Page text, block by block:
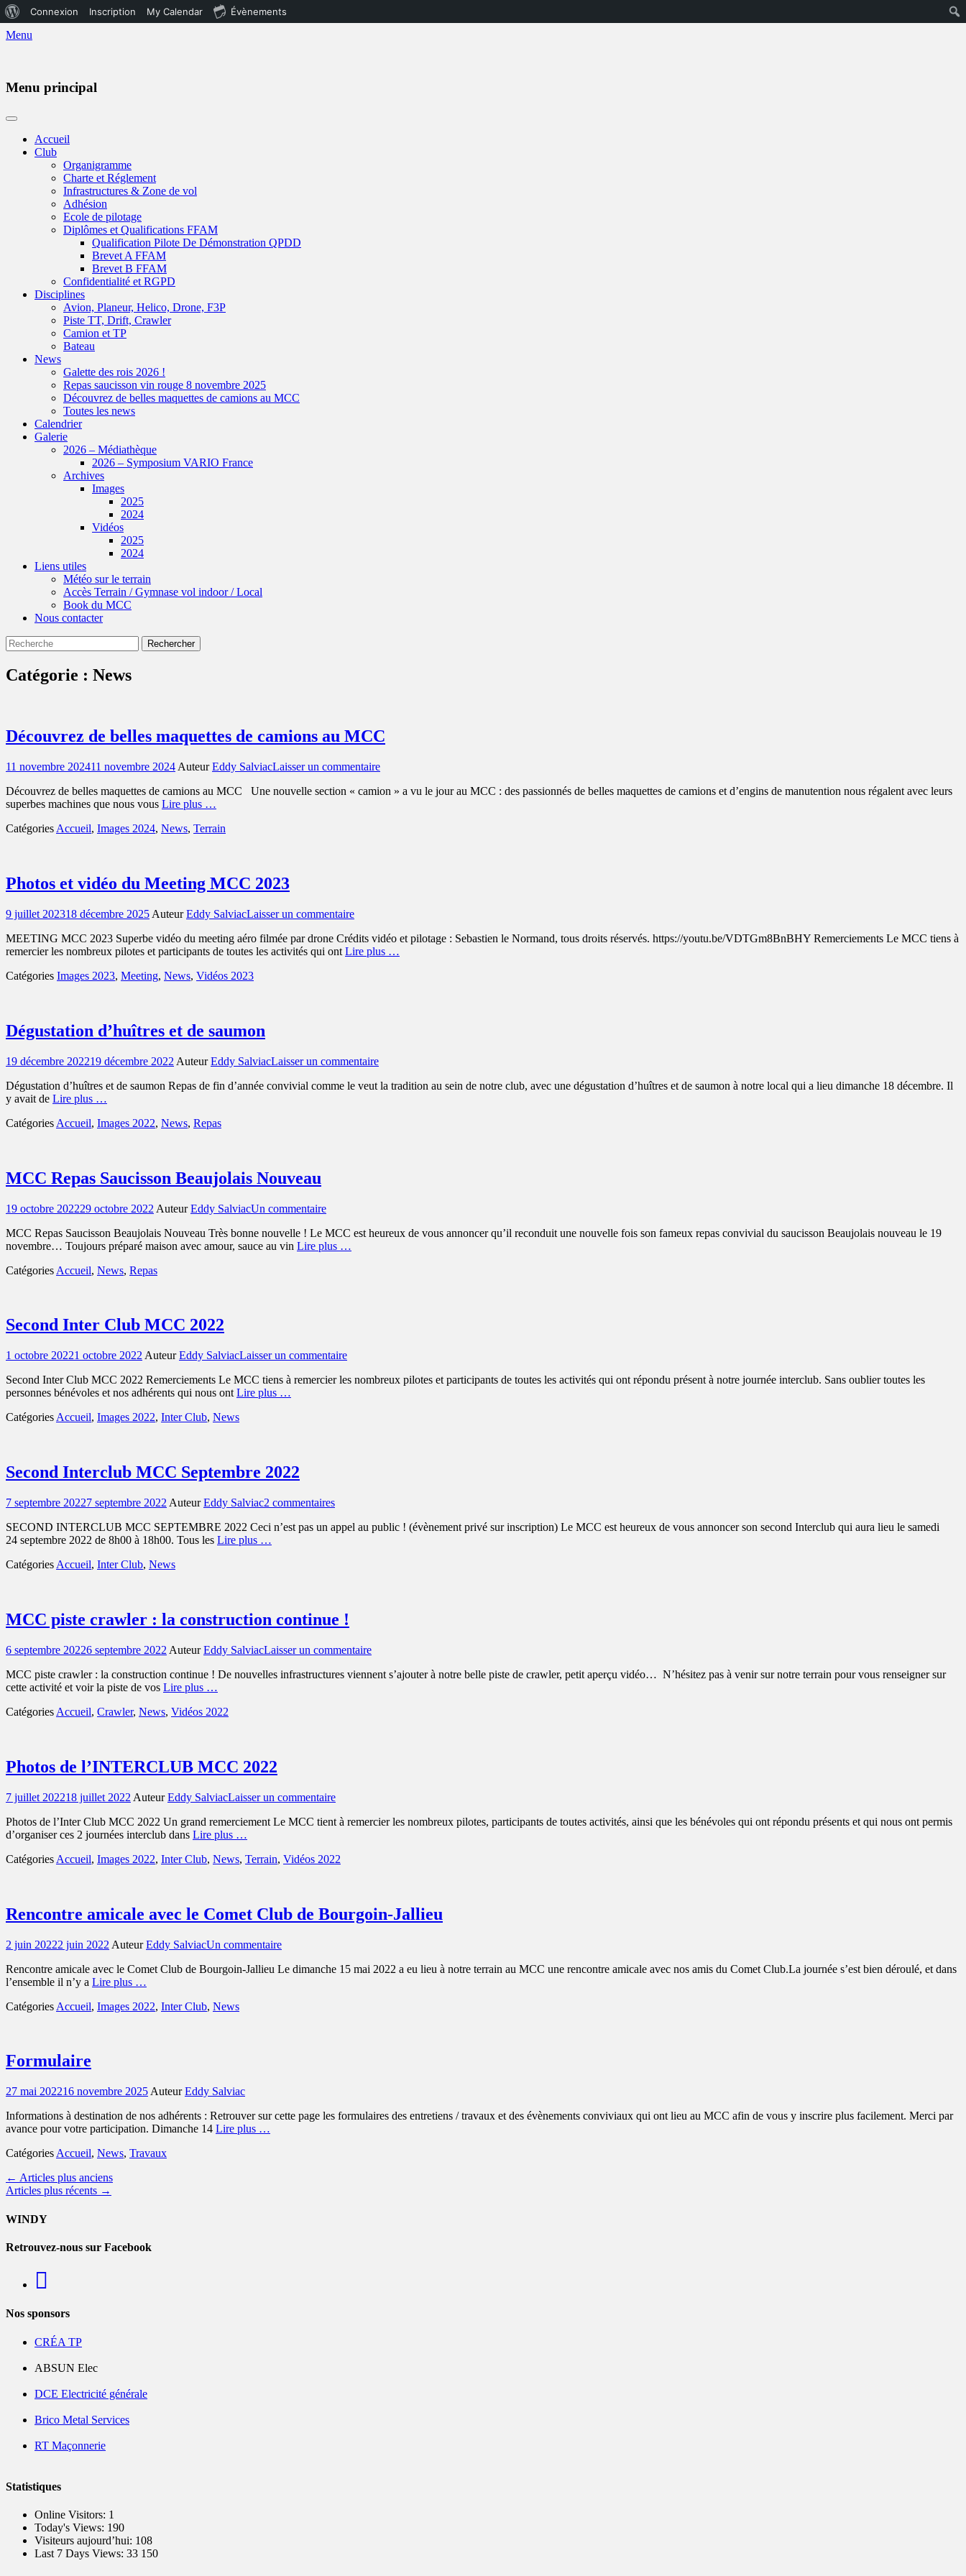
propos
WordPress
Connexion Inscription My Calendar Évènements
Menu
Menu principal
Aller
contenuAccueil
Club
Organigramme
Charte et Réglement
Infrastructures & Zone de vol
Adhésion
Ecole de pilotage
Diplômes et Qualifications FFAM
Qualification Pilote De Démonstration QPDD
Brevet A FFAM
Brevet B FFAM
Confidentialité et RGPD
Disciplines
Avion, Planeur, Helico, Drone, F3P
Piste TT, Drift, Crawler
Camion et TP
Bateau
News
Galette des rois 2026 !
Repas saucisson vin rouge 8 novembre 2025
Découvrez de belles maquettes de camions au MCC
Toutes les news
Calendrier
Galerie
2026 – Médiathèque
2026 – Symposium VARIO France
Archives
Images
2025
2024
Vidéos
2025
2024
Liens utiles
Météo sur le terrain
Accès Terrain / Gymnase vol indoor / Local
Book du MCC
Nous contacter
Recherche
Rechercher :
Catégorie : News
Découvrez de belles maquettes de camions au MCC
Posted
11 novembre 202411 novembre 2024 AuteurEddy SalviacLaisser un commentaire
Découvrez de belles maquettes de camions au MCC Une nouvelle section « camion » a vu le jour au MCC : des passionnés de belles maquettes de camions et d’engins de manutention nous régalent avec leurs
superbes machines que nous vous Lire plus …
Catégories Accueil, Images 2024, News, Terrain
Photos et vidéo du Meeting MCC 2023
Posted
9 juillet 202318 décembre 2025 AuteurEddy SalviacLaisser un commentaire
MEETING MCC 2023 Superbe vidéo du meeting aéro filmée par drone Crédits vidéo et pilotage : Sebastien le Normand, tous droits réservés. https://youtu.be/VDTGm8BnBHY Remerciements Le MCC tiens à
remercier les nombreux pilotes et participants de toutes les activités qui ont Lire plus …
Catégories Images 2023, Meeting, News, Vidéos 2023
Dégustation d’huîtres et de saumon
Posted
19 décembre 202219 décembre 2022 AuteurEddy SalviacLaisser un commentaire
Dégustation d’huîtres et de saumon Repas de fin d’année convivial comme le veut la tradition au sein de notre club, avec une dégustation d’huîtres et de saumon à notre local qui a lieu dimanche 18 décembre. Il
y avait de Lire plus …
Catégories Accueil, Images 2022, News, Repas
MCC Repas Saucisson Beaujolais Nouveau
Posted
19 octobre 202229 octobre 2022 AuteurEddy SalviacUn commentaire
MCC Repas Saucisson Beaujolais Nouveau Très bonne nouvelle ! Le MCC est heureux de vous annoncer qu’il reconduit une nouvelle fois son fameux repas convivial du saucisson Beaujolais nouveau le 19
novembre… Toujours préparé maison avec amour, sauce au vin Lire plus …
Catégories Accueil, News, Repas
Second Inter Club MCC 2022
Posted
1 octobre 20221 octobre 2022 AuteurEddy SalviacLaisser un commentaire
Second Inter Club MCC 2022 Remerciements Le MCC tiens à remercier les nombreux pilotes et participants de toutes les activités qui ont répondu présent à notre journée interclub. Sans oublier toutes les
personnes bénévoles et nos adhérents qui nous ont Lire plus …
Catégories Accueil, Images 2022, Inter Club, News
Second Interclub MCC Septembre 2022
Posted
7 septembre 20227 septembre 2022 AuteurEddy Salviac2 commentaires
SECOND INTERCLUB MCC SEPTEMBRE 2022 Ceci n’est pas un appel au public ! (évènement privé sur inscription) Le MCC est heureux de vous annoncer son second Interclub qui aura lieu le samedi
24 septembre 2022 de 8h00 à 18h00. Tous les Lire plus …
Catégories Accueil, Inter Club, News
MCC piste crawler : la construction continue !
Posted
6 septembre 20226 septembre 2022 AuteurEddy SalviacLaisser un commentaire
MCC piste crawler : la construction continue ! De nouvelles infrastructures viennent s’ajouter à notre belle piste de crawler, petit aperçu vidéo… N’hésitez pas à venir sur notre terrain pour vous renseigner sur
cette activité et voir la piste de vos Lire plus …
Catégories Accueil, Crawler, News, Vidéos 2022
Photos de l’INTERCLUB MCC 2022
Posted
7 juillet 202218 juillet 2022 AuteurEddy SalviacLaisser un commentaire
Photos de l’Inter Club MCC 2022 Un grand remerciement Le MCC tient à remercier les nombreux pilotes, participants de toutes activités, ainsi que les bénévoles qui ont répondu présents et qui nous ont permis
d’organiser ces 2 journées interclub dans Lire plus …
Catégories Accueil, Images 2022, Inter Club, News, Terrain, Vidéos 2022
Rencontre amicale avec le Comet Club de Bourgoin-Jallieu
Posted
2 juin 20222 juin 2022 AuteurEddy SalviacUn commentaire
Rencontre amicale avec le Comet Club de Bourgoin-Jallieu Le dimanche 15 mai 2022 a eu lieu à notre terrain au MCC une rencontre amicale avec nos amis du Comet Club.La journée s’est bien déroulé, et dans
l’ensemble il n’y a Lire plus …
Catégories Accueil, Images 2022, Inter Club, News
Formulaire
Posted
27 mai 202216 novembre 2025 AuteurEddy Salviac
Informations à destination de nos adhérents : Retrouver sur cette page les formulaires des entretiens / travaux et des évènements conviviaux qui ont lieu au MCC afin de vous y inscrire plus facilement. Merci par
avance pour votre participation. Dimanche 14 Lire plus …
Catégories Accueil, News, Travaux
Navigation
des
← Articles plus anciens
Articles plus récents →
WINDY
Retrouvez-nous sur Facebook
Nos sponsors
CRÉA TP
ABSUN Elec
DCE Electricité générale
Brico Metal Services
RT Maçonnerie
Statistiques
Online Visitors: 1
Today's Views: 190
Visiteurs aujourd’hui: 108
Last 7 Days Views: 33 150